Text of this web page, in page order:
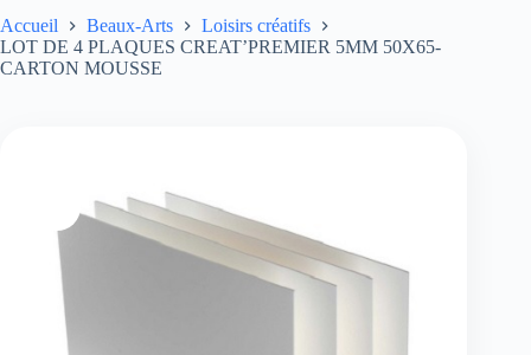
Accueil Beaux-Arts
Loisirs créatifs
LOT DE 4 PLAQUES CREAT’PREMIER 5MM 50X65-
CARTON MOUSSE